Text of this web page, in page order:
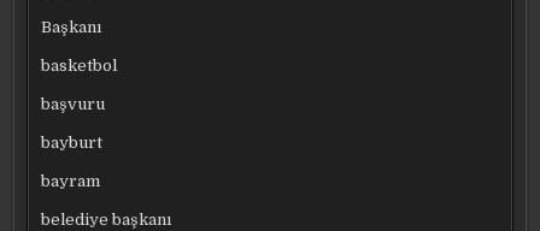
Başkanı
basketbol
başvuru
bayburt
bayram
belediye başkanı